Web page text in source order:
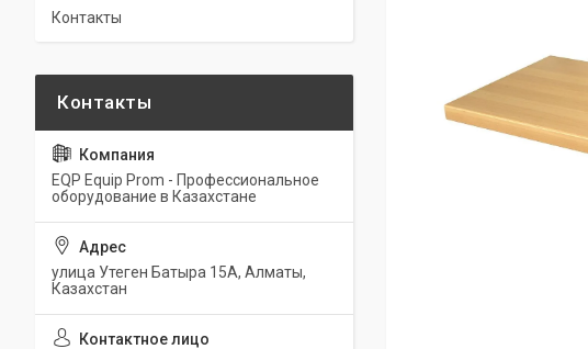
Контакты
EQP Equip Prom - Профессиональное
оборудование в Казахстане
улица Утеген Батыра 15А, Алматы,
Казахстан